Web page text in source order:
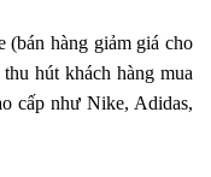
(bán hàng giảm giá cho
hút khách hàng mua
cấp như Nike, Adidas,